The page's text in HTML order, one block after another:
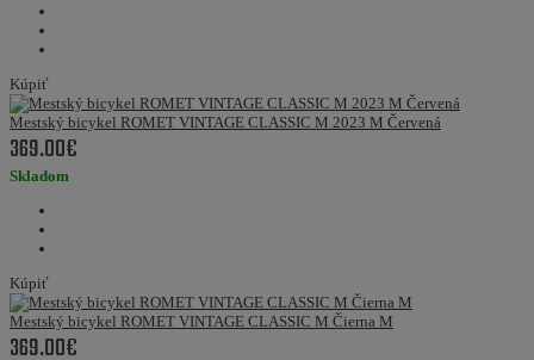
Kúpiť
Mestský bicykel ROMET VINTAGE CLASSIC M 2023 M Červená
369.00€
Skladom
Kúpiť
Mestský bicykel ROMET VINTAGE CLASSIC M Čierna M
369.00€